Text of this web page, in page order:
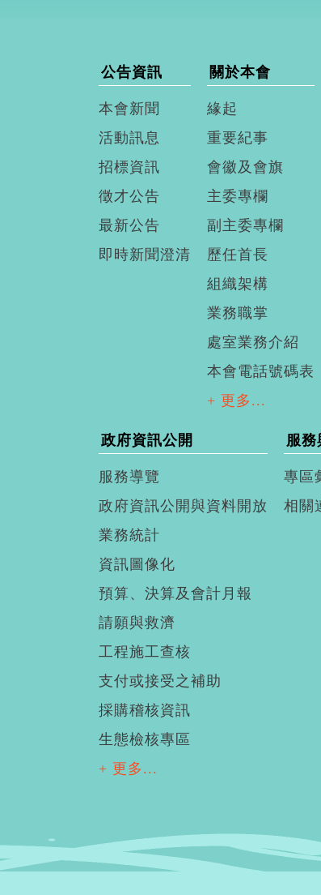
公告資訊
本會新聞
活動訊息
招標資訊
徵才公告
最新公告
即時新聞澄清
關於本會
緣起
重要紀事
會徽及會旗
主委專欄
副主委專欄
歷任首長
組織架構
業務職掌
處室業務介紹
本會電話號碼表
+ 更多...
政府資訊公開
服務導覽
政府資訊公開與資料開放
業務統計
資訊圖像化
預算、決算及會計月報
請願與救濟
工程施工查核
支付或接受之補助
採購稽核資訊
生態檢核專區
+ 更多...
服務
專區
相關